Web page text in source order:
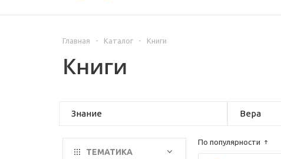
Главная - Каталог - Книги
Книги
Знание Вера
ТЕМАТИКА
По популярности